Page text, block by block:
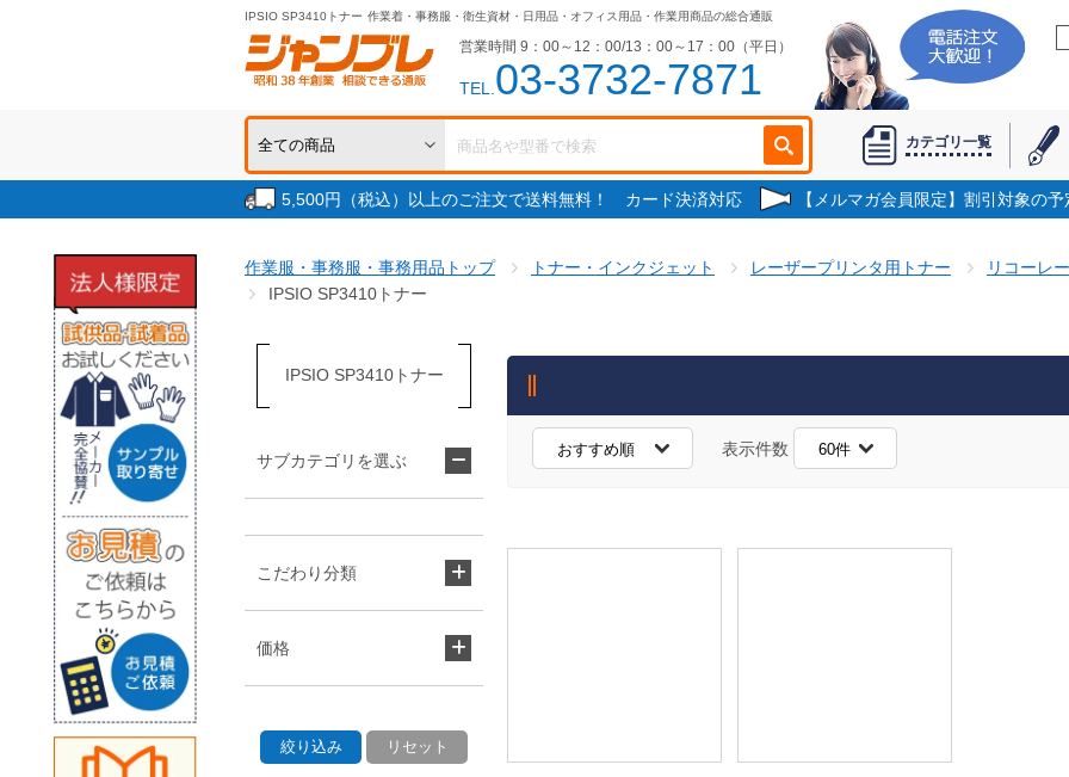
IPSIO SP3410トナー 作業着・事務服・衛生資材・日用品・オフィス用品・作業用商品の総合通販
営業時間 9：00～12：00/13：00～17：00（平日）
TEL.03-3732-7871
カテゴリ一覧
5,500円（税込）以上のご注文で送料無料！ カード決済対応 【メルマガ会員限定】割引対象の
作業服・事務服・事務用品トップ トナー・インクジェット レーザープリンタ用トナー
リコーレ
IPSIO SP3410トナー
表示件数
IPSIO SP3410トナー
サブカテゴリを選ぶ
こだわり分類
価格